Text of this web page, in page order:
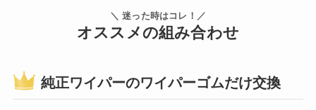
＼ 迷った時はコレ！／
オススメの組み合わせ
純正ワイパーのワイパーゴムだけ交換